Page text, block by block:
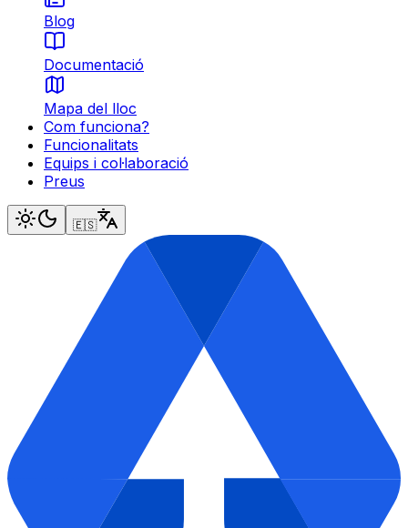
Blog
Documentació
Mapa del lloc
Com funciona?
Funcionalitats
Equips i col·laboració
Preus
🇪🇸